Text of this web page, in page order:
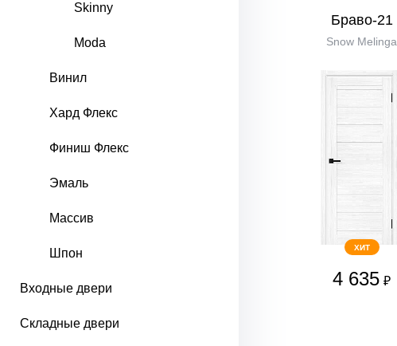
Skinny
Moda
Винил
Хард Флекс
Финиш Флекс
Эмаль
Массив
Шпон
Входные двери
Складные двери
Браво-21
Snow Melinga
ХИТ
4 635 ₽